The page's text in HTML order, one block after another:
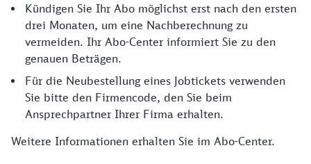
Kündigen Sie Ihr Abo möglichst erst nach den ersten
drei Monaten, um eine Nachberechnung zu
vermeiden. Ihr Abo-Center informiert Sie zu den
genauen Beträgen.
Für die Neubestellung eines Jobtickets verwenden
Sie bitte den Firmencode, den Sie beim
Ansprechpartner Ihrer Firma erhalten.
Weitere Informationen erhalten Sie im Abo-Center.